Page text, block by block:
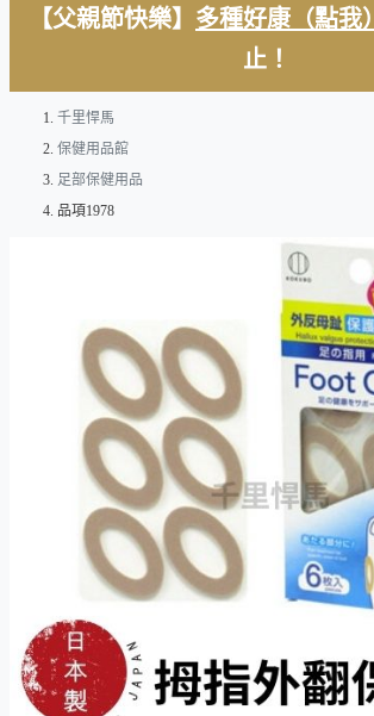
【父親節快樂】 多種好康（點我）
止！
千里悍馬
保健用品館
足部保健用品
品項1978